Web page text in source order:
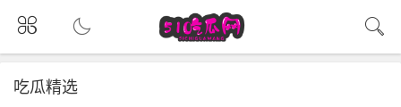
吃瓜精选